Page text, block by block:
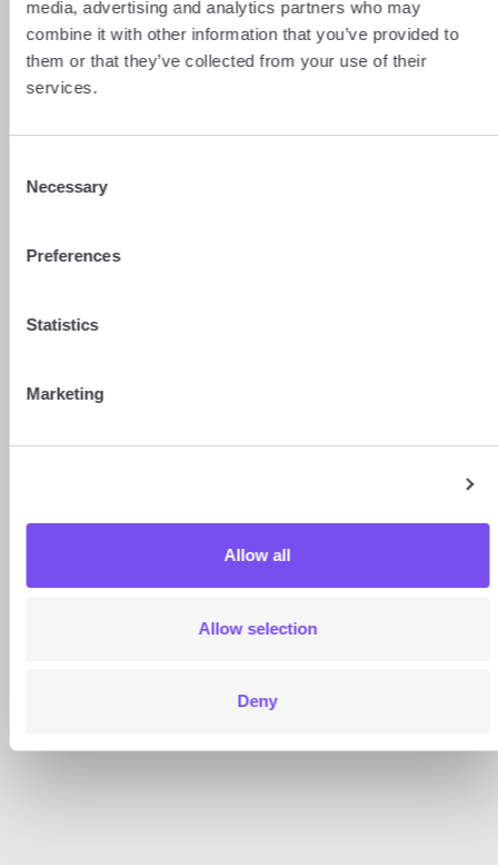
media, advertising and analytics partners who may
combine it with other information that you’ve provided to
them or that they’ve collected from your use of their
services.
Selection
Necessary
Preferences
Statistics
Marketing
Allow all
Allow selection
Deny
Voir plus